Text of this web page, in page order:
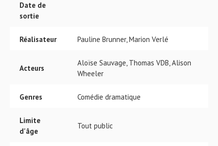
Date de
sortie
Réalisateur Pauline Brunner, Marion Verlé
Acteurs
Aloïse Sauvage, Thomas VDB, Alison
Wheeler
Genres Comédie dramatique
Limite
d'âge
Tout public